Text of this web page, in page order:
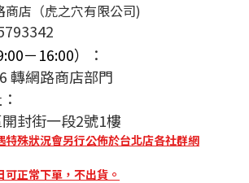
商店（虎之穴有限公司)
－16:00）
：
轉網路商店部門
封街一段2號1樓
殊狀況會另行公佈於台北店各社群網
正常下單，不出貨。